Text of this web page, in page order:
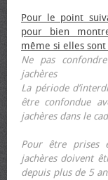
Pour le point
pour bien
même si elles sont
Ne pas
jachères
La période
être confondue
jachères dans le
Pour être prises
jachères doivent
depuis plus de 5